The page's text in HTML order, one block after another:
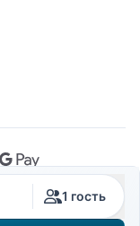
1 гость
© 2026 Crovillas GmbH